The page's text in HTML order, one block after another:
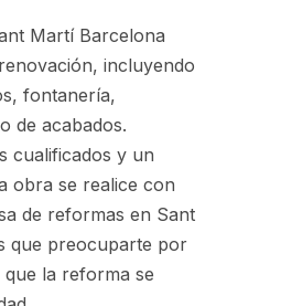
Martí Barcelona
incluyendo
fontanería,
de acabados.
cualificados y un
obra se realice con
de reformas en Sant
que preocuparte por
la reforma se